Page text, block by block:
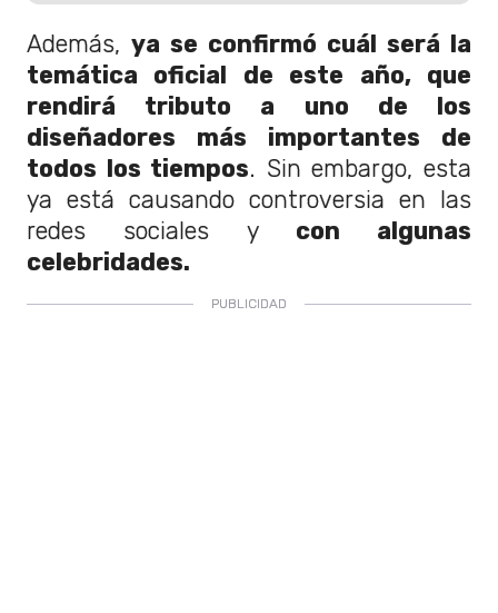
Además, ya se confirmó cuál será la
temática oficial de este año, que
rendirá tributo a uno de los
diseñadores más importantes de
todos los tiempos. Sin embargo, esta
ya está causando controversia en las
redes sociales y con algunas
celebridades.